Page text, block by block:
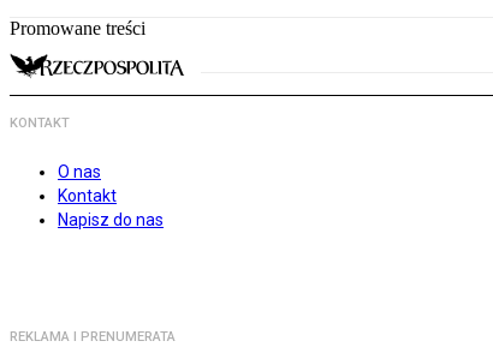
Promowane treści
KONTAKT
O nas
Kontakt
Napisz do nas
REKLAMA I PRENUMERATA